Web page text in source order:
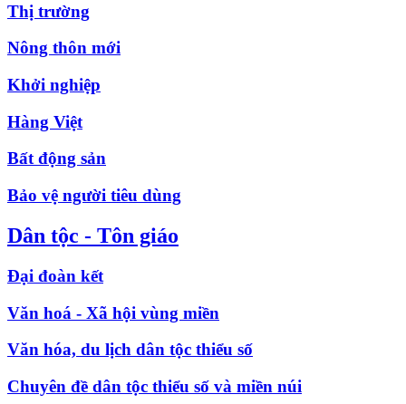
Thị trường
Nông thôn mới
Khởi nghiệp
Hàng Việt
Bất động sản
Bảo vệ người tiêu dùng
Dân tộc - Tôn giáo
Đại đoàn kết
Văn hoá - Xã hội vùng miền
Văn hóa, du lịch dân tộc thiểu số
Chuyên đề dân tộc thiểu số và miền núi